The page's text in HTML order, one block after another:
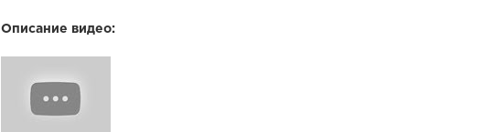
Описание видео: